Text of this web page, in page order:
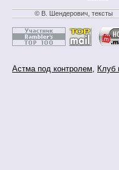
© В. Шендерович, тексты
Астма под контролем, Клуб